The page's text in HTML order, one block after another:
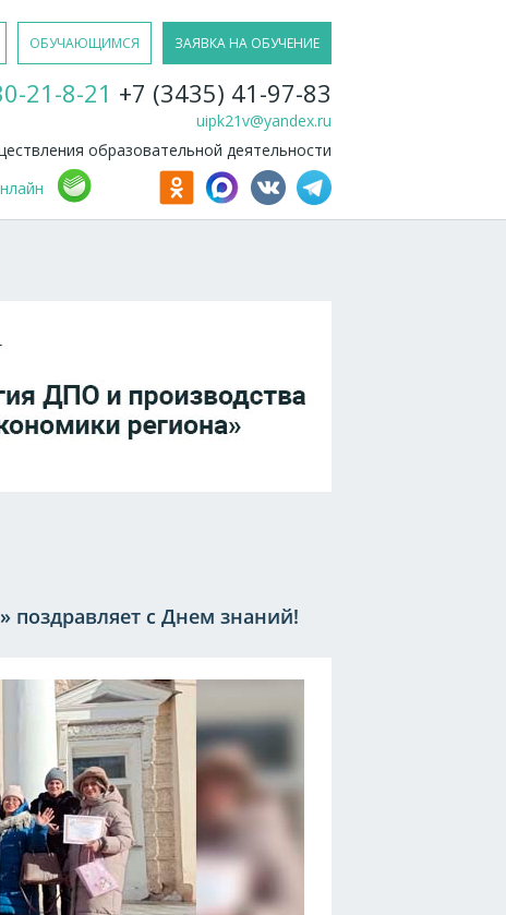
ЗАЯВКА НА ОБУЧЕНИЕ
ОБУЧАЮЩИМСЯ
21-8-21 +7 (3435) 41-97-83
uipk21v@yandex.ru
образовательной деятельности
поздравляет с Днем знаний!